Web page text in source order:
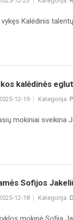
Kalėdinis
kalėdinės
12-19 Kategorija:
mokiniai sveikina
Sofijos
12-18 Kategorija: